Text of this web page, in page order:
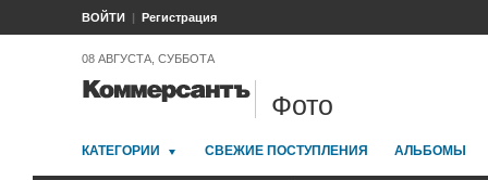
ВОЙТИ Регистрация
08 АВГУСТА, СУББОТА
Фото
КАТЕГОРИИ СВЕЖИЕ ПОСТУПЛЕНИЯ АЛЬБОМЫ